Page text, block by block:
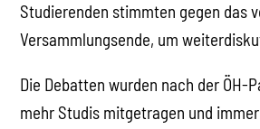
Studierenden stimmten gegen das
Versammlungsende, um
Die Debatten wurden nach der ÖH-
mehr Studis mitgetragen und